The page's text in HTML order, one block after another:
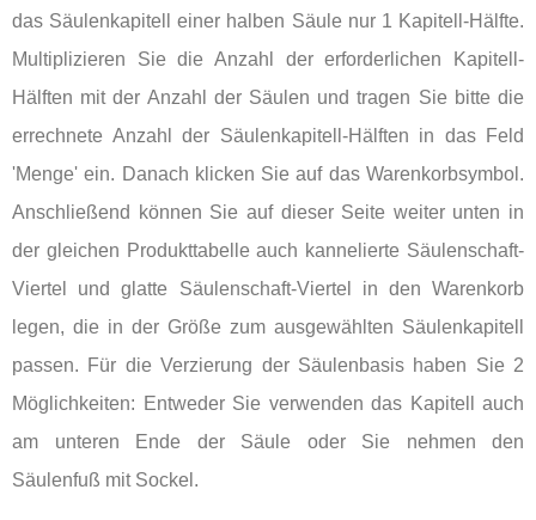
das Säulenkapitell einer halben Säule nur 1 Kapitell-Hälfte.
Multiplizieren Sie die Anzahl der erforderlichen Kapitell-
Hälften mit der Anzahl der Säulen und tragen Sie bitte die
errechnete Anzahl der Säulenkapitell-Hälften in das Feld
'Menge' ein. Danach klicken Sie auf das Warenkorbsymbol.
Anschließend können Sie auf dieser Seite weiter unten in
der gleichen Produkttabelle auch kannelierte Säulenschaft-
Viertel und glatte Säulenschaft-Viertel in den Warenkorb
legen, die in der Größe zum ausgewählten Säulenkapitell
passen. Für die Verzierung der Säulenbasis haben Sie 2
Möglichkeiten: Entweder Sie verwenden das Kapitell auch
am unteren Ende der Säule oder Sie nehmen den
Säulenfuß mit Sockel.